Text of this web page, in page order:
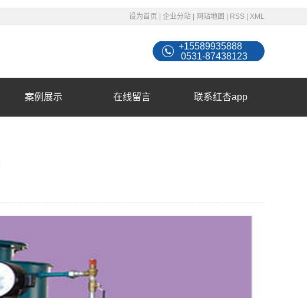
设为首页
企业分站 网站地图 RSS XML
+15589935888
0531-87438123
案例展示 在线留言 联系红杏app